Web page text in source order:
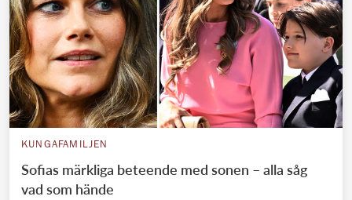
KUNGAFAMILJEN
Sofias märkliga beteende med sonen – alla såg
vad som hände